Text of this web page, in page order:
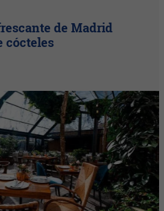
de Madrid
cócteles